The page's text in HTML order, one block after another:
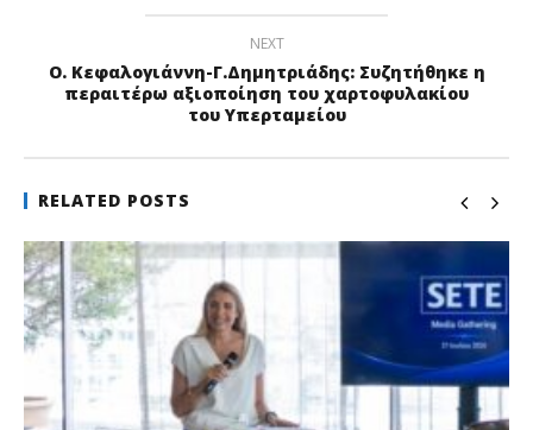
NEXT
O. Κεφαλογιάννη-Γ.Δημητριάδης: Συζητήθηκε η
περαιτέρω αξιοποίηση του χαρτοφυλακίου
του Υπερταμείου
RELATED POSTS